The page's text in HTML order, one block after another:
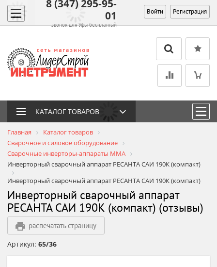
8 (347) 295-95-
01
звонок для Уфы бесплатный
Войти Регистрация
КАТАЛОГ ТОВАРОВ
Главная
Каталог товаров
Сварочное и силовое оборудование
Сварочные инверторы-аппараты MMA
Инверторный сварочный аппарат РЕСАНТА САИ 190К (компакт)
Инверторный сварочный аппарат РЕСАНТА САИ 190К (компакт)
Инверторный сварочный аппарат
РЕСАНТА САИ 190К (компакт) (отзывы)
распечатать страницу
Артикул: 65/36